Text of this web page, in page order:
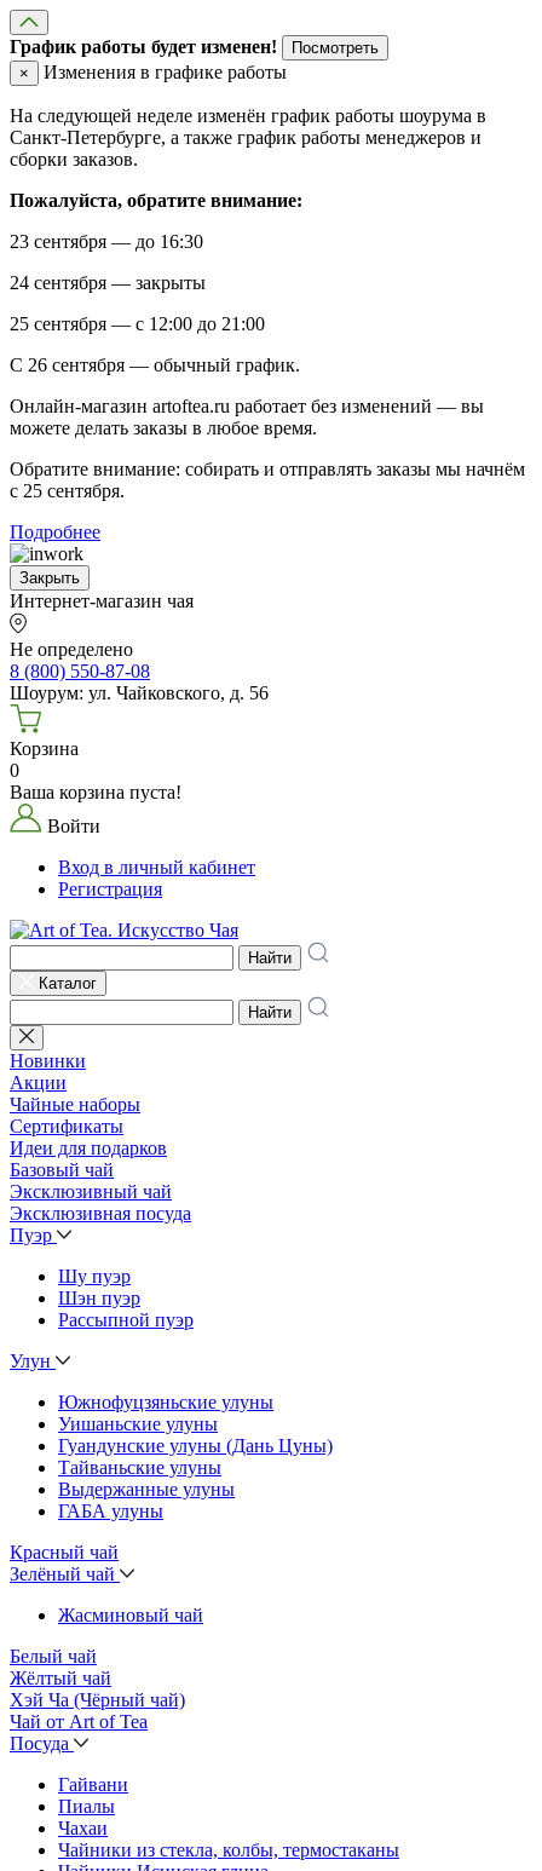
График работы будет изменен!
Посмотреть
×
Изменения в графике работы
На следующей неделе изменён график работы шоурума в
Санкт-Петербурге, а также график работы менеджеров и
сборки заказов.
Пожалуйста, обратите внимание:
23 сентября — до 16:30
24 сентября — закрыты
25 сентября — с 12:00 до 21:00
С 26 сентября — обычный график.
Онлайн-магазин artoftea.ru работает без изменений — вы
можете делать заказы в любое время.
Обратите внимание: собирать и отправлять заказы мы начнём
с 25 сентября.
Подробнее
Закрыть
Интернет-магазин чая
Не определено
8 (800) 550-87-08
Шоурум: ул. Чайковского, д. 56
Корзина
0
Ваша корзина пуста!
Войти
Вход в личный кабинет
Регистрация
Найти
Каталог
Найти
Новинки
Акции
Чайные наборы
Сертификаты
Идеи для подарков
Базовый чай
Эксклюзивный чай
Эксклюзивная посуда
Пуэр
Шу пуэр
Шэн пуэр
Рассыпной пуэр
Улун
Южнофуцзяньские улуны
Уишаньские улуны
Гуандунские улуны (Дань Цуны)
Тайваньские улуны
Выдержанные улуны
ГАБА улуны
Красный чай
Зелёный чай
Жасминовый чай
Белый чай
Жёлтый чай
Хэй Ча (Чёрный чай)
Чай от Art of Tea
Посуда
Гайвани
Пиалы
Чахаи
Чайники из стекла, колбы, термостаканы